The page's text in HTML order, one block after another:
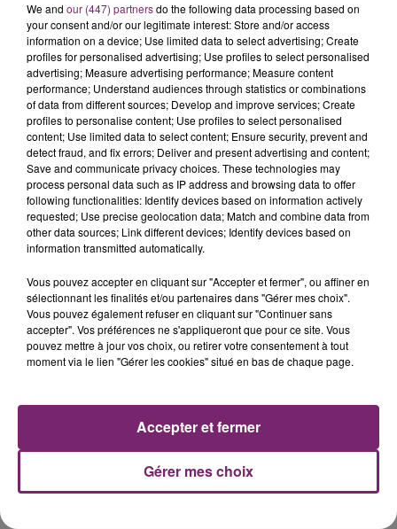
La Bulle - Guinguette éphémère
de Frelinghien !
éclipse solaire du 12 Août 2026
158 pompiers de la région sont
partis hier soir pour la Gironde
We and our (447) partnersdo the following data processing based on
your consent and/or our legitimate interest: Store and/or access
information on a device; Use limited data to select advertising; Create
profiles for personalised advertising; Use profiles to select personalised
advertising; Measure advertising performance; Measure content
performance; Understand audiences through statistics or combinations
of data from different sources; Develop and improve services; Create
profiles to personalise content; Use profiles to select personalised
content; Use limited data to select content; Ensure security, prevent and
detect fraud, and fix errors; Deliver and present advertising and content;
Save and communicate privacy choices. These technologies may
process personal data such as IP address and browsing data to offer
following functionalities: Identify devices based on information actively
requested; Use precise geolocation data; Match and combine data from
other data sources; Link different devices; Identify devices based on
information transmitted automatically.
Vous pouvez accepter en cliquant sur "Accepter et fermer", ou affiner en
sélectionnant les finalités et/ou partenaires dans "Gérer mes choix".
Vous pouvez également refuser en cliquant sur "Continuer sans
accepter". Vos préférences ne s'appliqueront que pour ce site. Vous
pouvez mettre à jour vos choix, ou retirer votre consentement à tout
moment via le lien "Gérer les cookies" situé en bas de chaque page.
Gérer mes choix
Accepter et fermer